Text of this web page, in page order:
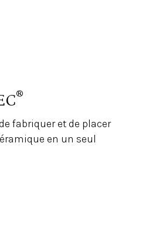
®
fabriquer et de placer
en un seul